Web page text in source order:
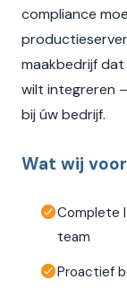
compliance
maakbedrijf
wilt integreren
bij úw bedrijf.
Wat wij
Complete
team
Proactief